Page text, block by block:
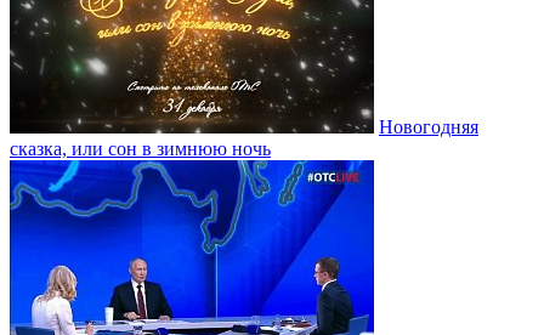
Новогодняя
сказка, или сон в зимнюю ночь